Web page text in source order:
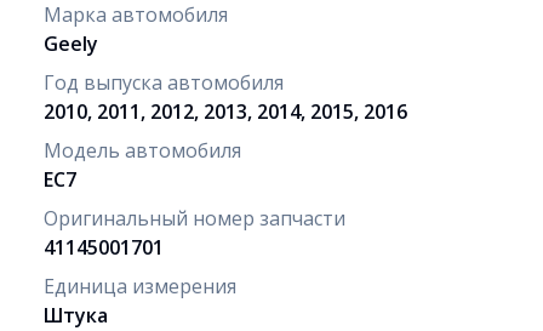
Марка автомобиля
Geely
Год выпуска автомобиля
2010, 2011, 2012, 2013, 2014, 2015, 2016
Модель автомобиля
EC7
Оригинальный номер запчасти
41145001701
Единица измерения
Штука